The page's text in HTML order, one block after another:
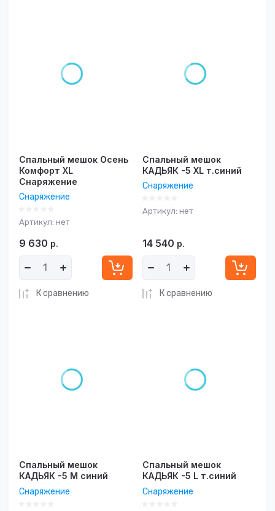
Спальный мешок Осень
Комфорт XL
Снаряжение
Снаряжение
Артикул: нет
9 630 р.
К сравнению
Спальный мешок
КАДЬЯК -5 XL т.синий
Снаряжение
Артикул: нет
14 540 р.
К сравнению
Спальный мешок
КАДЬЯК -5 М синий
Снаряжение
Спальный мешок
КАДЬЯК -5 L т.синий
Снаряжение